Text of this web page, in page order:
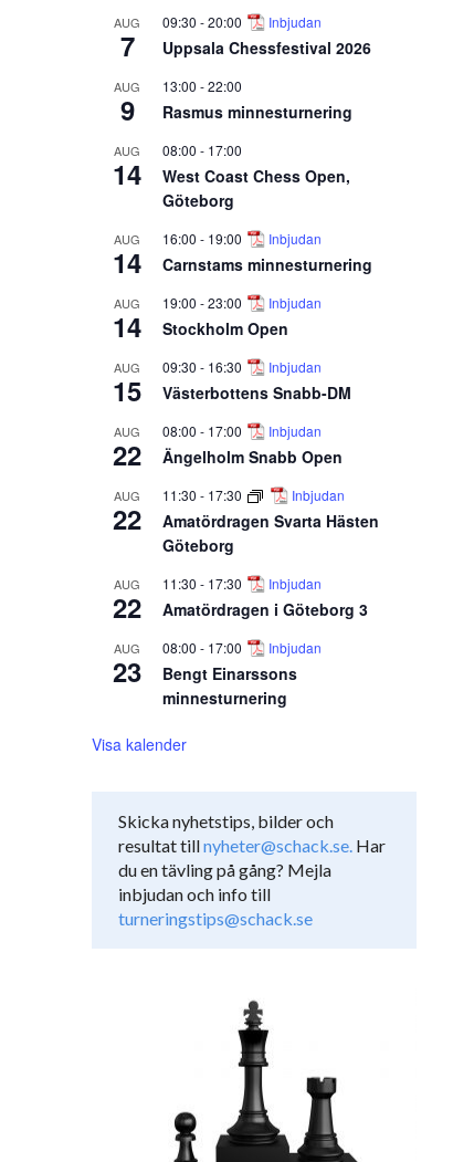
AUG
7
09:30 -20:00 Inbjudan
Uppsala Chessfestival 2026
AUG
9
13:00 -22:00
Rasmus minnesturnering
AUG
14
08:00 - 17:00
West Coast Chess Open,
Göteborg
AUG
14
16:00 - 19:00 Inbjudan
Carnstams minnesturnering
AUG
14
19:00 -23:00 Inbjudan
Stockholm Open
AUG
15
09:30 - 16:30 Inbjudan
Västerbottens Snabb-DM
AUG
22
08:00 - 17:00 Inbjudan
Ängelholm Snabb Open
AUG
22
11:30 - 17:30 Inbjudan
Amatördragen Svarta Hästen
Göteborg
AUG
22
11:30 - 17:30 Inbjudan
Amatördragen i Göteborg 3
AUG
23
08:00 - 17:00 Inbjudan
Bengt Einarssons
minnesturnering
Visa kalender
Skicka nyhetstips, bilder och
resultat tillnyheter@schack.se. Har
du en tävling på gång? Mejla
inbjudan och info till
turneringstips@schack.se